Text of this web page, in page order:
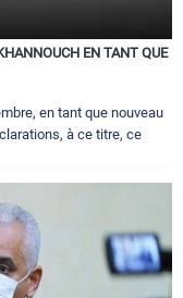
EN TANT QUE
en tant que nouveau
à ce titre, ce